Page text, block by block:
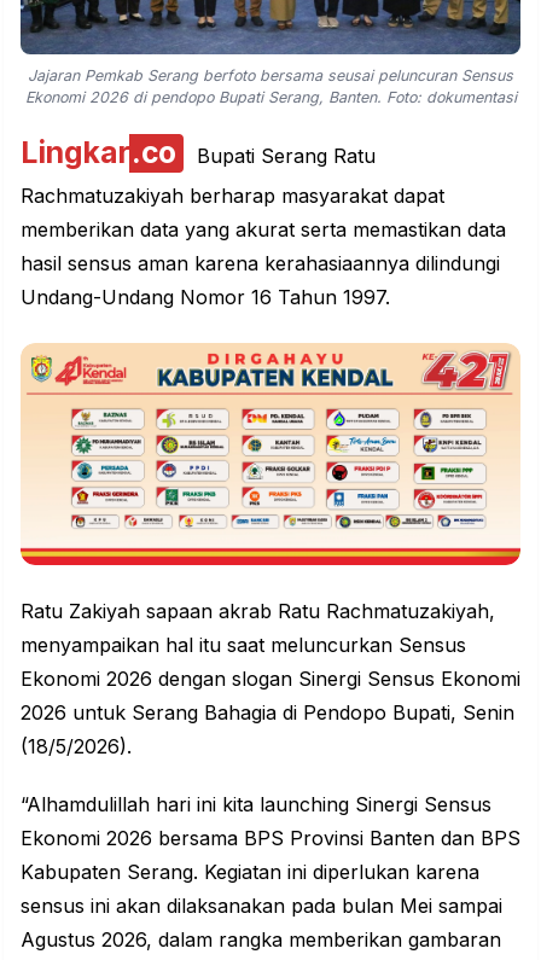
Jajaran Pemkab Serang berfoto bersama seusai peluncuran Sensus
Ekonomi 2026 di pendopo Bupati Serang, Banten. Foto: dokumentasi
Lingkar.co
Bupati Serang Ratu
Rachmatuzakiyah berharap masyarakat dapat
memberikan data yang akurat serta memastikan data
hasil sensus aman karena kerahasiaannya dilindungi
Undang-Undang Nomor 16 Tahun 1997.
Ratu Zakiyah sapaan akrab Ratu Rachmatuzakiyah,
menyampaikan hal itu saat meluncurkan Sensus
Ekonomi 2026 dengan slogan Sinergi Sensus Ekonomi
2026 untuk Serang Bahagia di Pendopo Bupati, Senin
(18/5/2026).
“Alhamdulillah hari ini kita launching Sinergi Sensus
Ekonomi 2026 bersama BPS Provinsi Banten dan BPS
Kabupaten Serang. Kegiatan ini diperlukan karena
sensus ini akan dilaksanakan pada bulan Mei sampai
Agustus 2026, dalam rangka memberikan gambaran